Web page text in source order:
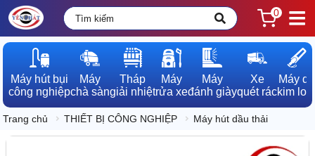
0
Máy hút bụi
công nghiệp
Máy
chà sàn
Tháp
giải nhiệt
Máy
rửa xe
Máy
đánh giày
Xe
quét rác
Máy dò
kim loại
Trang chủ THIẾT BỊ CÔNG NGHIỆP Máy hút dầu thải